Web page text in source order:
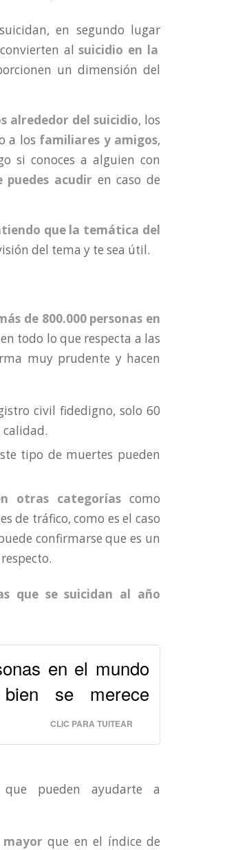
en segundo lugar
alsuicidio en la
un dimensión del
alrededor del suicidio, los
a los familiares y amigos,
si conoces a alguien con
puedes acudir en caso de
que la temática del
del tema y te sea útil.
de 800.000 personas en
todo lo que respecta a las
muy prudente y hacen
civil fidedigno, solo 60
calidad.
tipo de muertes pueden
otras categoríascomo
de tráfico, como es el caso
confirmarse que es un
que se suicidan al año
en el mundo
se merece
CLIC PARA TUITEAR
pueden ayudarte a
mayor que en el índice de